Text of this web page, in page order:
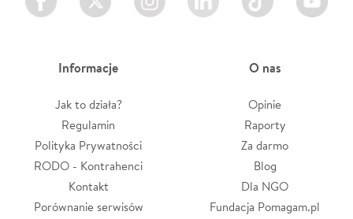
Informacje
Jak to działa?
Regulamin
Polityka Prywatności
RODO - Kontrahenci
Kontakt
Porównanie serwisów
O nas
Opinie
Raporty
Za darmo
Blog
Dla NGO
Fundacja Pomagam.pl